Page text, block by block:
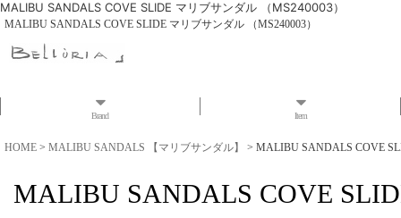
MALIBU SANDALS COVE SLIDE マリブサンダル （MS240003）
MALIBU SANDALS COVE SLIDE マリブサンダル （MS240003）
Brand Item
HOME > MALIBU SANDALS 【マリブサンダル】 > MALIBU SANDALS COVE
MALIBU SANDALS COVE